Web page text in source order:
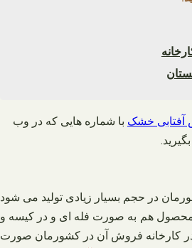
خشک با شماره هایی که در وب
.
در حجم بسیار زیادی تولید می‌ شود
محصول هم به صورت فله‌ ای و در کیسه و
کارخانه فروش آن در کشورمان صورت